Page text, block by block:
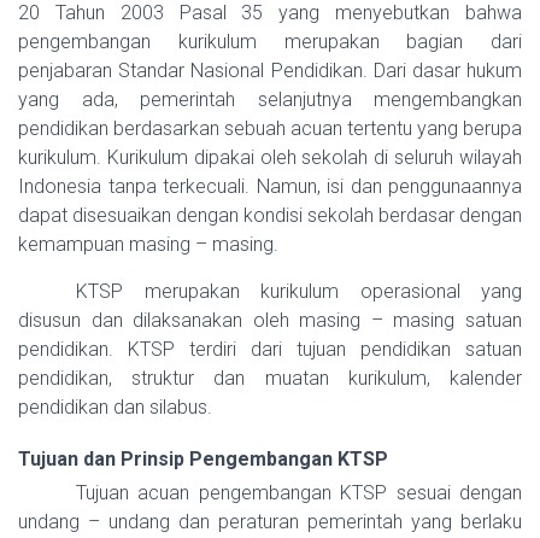
20 Tahun 2003 Pasal 35 yang menyebutkan bahwa
pengembangan kurikulum merupakan bagian dari
penjabaran Standar Nasional Pendidikan. Dari dasar hukum
yang ada, pemerintah selanjutnya mengembangkan
pendidikan berdasarkan sebuah acuan tertentu yang berupa
kurikulum. Kurikulum dipakai oleh sekolah di seluruh wilayah
Indonesia tanpa terkecuali. Namun, isi dan penggunaannya
dapat disesuaikan dengan kondisi sekolah berdasar dengan
kemampuan masing – masing.
KTSP merupakan kurikulum operasional yang
disusun dan dilaksanakan oleh masing – masing satuan
pendidikan. KTSP terdiri dari tujuan pendidikan satuan
pendidikan, struktur dan muatan kurikulum, kalender
pendidikan dan silabus.
Tujuan dan Prinsip Pengembangan KTSP
Tujuan acuan pengembangan KTSP sesuai dengan
undang – undang dan peraturan pemerintah yang berlaku